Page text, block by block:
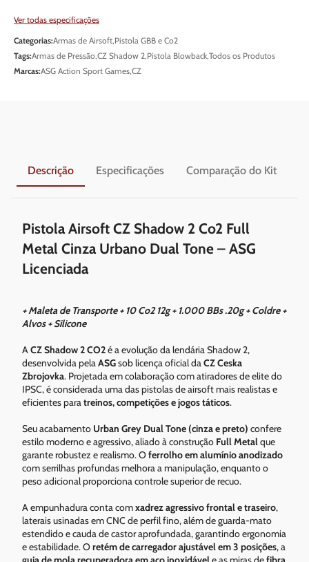
Ver todas especificações
Categorias:Armas de Airsoft,Pistola GBB e Co2
Tags:Armas de Pressão,CZ Shadow 2,Pistola Blowback,Todos os Produtos
Marcas:ASG Action Sport Games,CZ
Descrição Especificações Comparação do Kit
Pistola Airsoft CZ Shadow 2 Co2 Full
Metal Cinza Urbano Dual Tone – ASG
Licenciada
+ Maleta de Transporte + 10 Co2 12g + 1.000 BBs .20g + Coldre +
Alvos + Silicone
ACZ Shadow 2 CO2é a evolução da lendária Shadow 2,
desenvolvida pelaASGsob licença oficial daCZ Ceska
Zbrojovka. Projetada em colaboração com atiradores de elite do
IPSC, é considerada uma das pistolas de airsoft mais realistas e
eficientes paratreinos, competições e jogos táticos.
Seu acabamento Urban Grey Dual Tone (cinza e preto) confere
estilo moderno e agressivo, aliado à construção Full Metalque
garante robustez e realismo. Oferrolho em alumínio anodizado
com serrilhas profundas melhora a manipulação, enquanto o
peso adicional proporciona controle superior de recuo.
A empunhadura conta comxadrez agressivo frontal e traseiro,
laterais usinadas em CNC de perfil fino, além de guarda-mato
estendido e cauda de castor aprofundada, garantindo ergonomia
e estabilidade. Oretém de carregador ajustável em 3 posições, a